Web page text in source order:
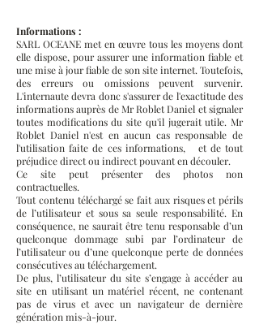
Informations :
SARL OCEANE met en œuvre tous les moyens dont
elle dispose, pour assurer une information fiable et
une mise à jour fiable de son site internet. Toutefois,
des erreurs ou omissions peuvent survenir.
L'internaute devra donc s'assurer de l'exactitude des
informations auprès de Mr Roblet Daniel et signaler
toutes modifications du site qu'il jugerait utile. Mr
Roblet Daniel n'est en aucun cas responsable de
l'utilisation faite de ces informations, et de tout
préjudice direct ou indirect pouvant en découler.
Ce site peut présenter des photos non
contractuelles.
Tout contenu téléchargé se fait aux risques et périls
de l’utilisateur et sous sa seule responsabilité. En
conséquence, ne saurait être tenu responsable d’un
quelconque dommage subi par l’ordinateur de
l’utilisateur ou d’une quelconque perte de données
consécutives au téléchargement.
De plus, l’utilisateur du site s’engage à accéder au
site en utilisant un matériel récent, ne contenant
pas de virus et avec un navigateur de dernière
génération mis-à-jour.